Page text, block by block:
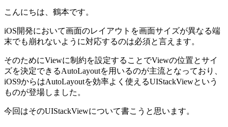
こんにちは、鶴本です。
iOS開発において画面のレイアウトを画面サイズが異なる端
末でも崩れないように対応するのは必須と言えます。
そのためにViewに制約を設定することでViewの位置とサイ
ズを決定できるAutoLayoutを用いるのが主流となっており、
iOS9からはAutoLayoutを効率よく使えるUIStackViewという
ものが登場しました。
今回はそのUIStackViewについて書こうと思います。